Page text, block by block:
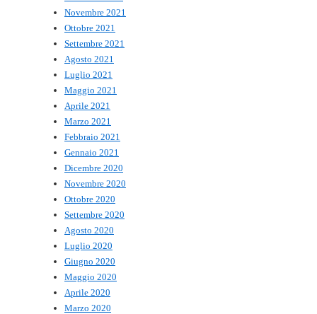
Novembre 2021
Ottobre 2021
Settembre 2021
Agosto 2021
Luglio 2021
Maggio 2021
Aprile 2021
Marzo 2021
Febbraio 2021
Gennaio 2021
Dicembre 2020
Novembre 2020
Ottobre 2020
Settembre 2020
Agosto 2020
Luglio 2020
Giugno 2020
Maggio 2020
Aprile 2020
Marzo 2020